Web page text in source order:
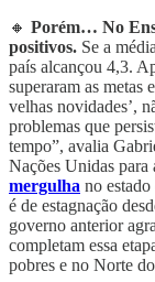
🔸 Porém… No
positivos. Se a
país alcançou 4,3.
superaram as metas
velhas novidades’,
problemas que
tempo”, avalia
Nações Unidas para
mergulha no
é de estagnação
governo anterior
completam essa
pobres e no Norte